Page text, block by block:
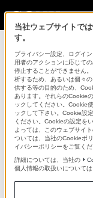
製品情報
お客様各位
VAIO
当社ウェブサイトで
す。
プライバシー設定、ログイ
用者のアクションに応じて
停止することができません
析するため、あるいは個々
供する等の目的のため、
あります。それらのCookie
ックしてください。Cookie
ックして下さい。Cookie設
ください。Cookieの設定を
よっては、このウェブサイ
ついては、当社のCookieポ
イバシーポリシーをご覧くだ
詳細については、当社の
個人情報の取扱いについては